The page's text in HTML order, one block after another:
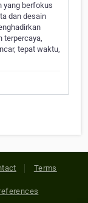
yang berfokus
dan desain
terpercaya,
tepat waktu,
Terms